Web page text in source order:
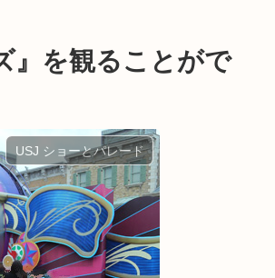
』を観ることがで
USJ ショーとパレード